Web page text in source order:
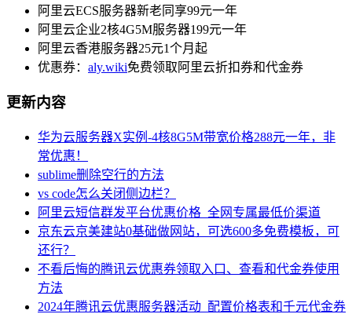
阿里云ECS服务器新老同享99元一年
阿里云企业2核4G5M服务器199元一年
阿里云香港服务器25元1个月起
优惠券： aly.wiki免费领取阿里云折扣券和代金券
更新内容
华为云服务器X实例-4核8G5M带宽价格288元一年，非
常优惠！
sublime删除空行的方法
vs code怎么关闭侧边栏？
阿里云短信群发平台优惠价格_全网专属最低价渠道
京东云京美建站0基础做网站，可选600多免费模板，可
还行？
不看后悔的腾讯云优惠券领取入口、查看和代金券使用
方法
2024年腾讯云优惠服务器活动_配置价格表和千元代金券